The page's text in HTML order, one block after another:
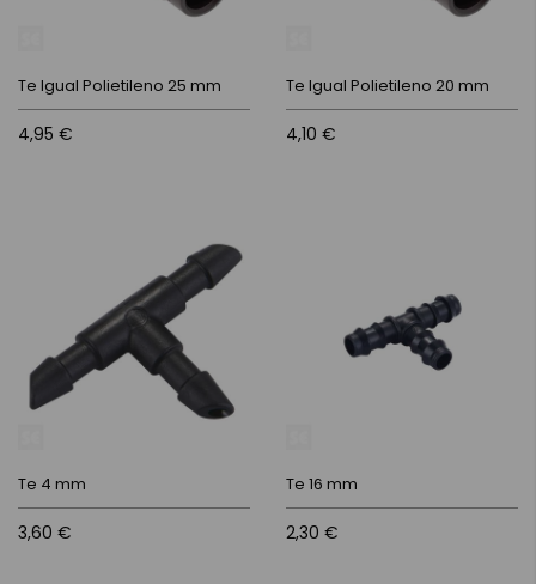
Te Igual Polietileno 25 mm
4,95 €
Te Igual Polietileno 20 mm
4,10 €
Te 4 mm
3,60 €
Te 16 mm
2,30 €